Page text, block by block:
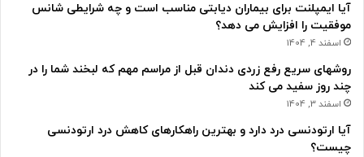
آیا ایمپلنت برای بیماران دیابتی مناسب است و چه شرایطی شانس
موفقیت را افزایش می دهد؟
اسفند 4, 1404
روشهای سریع رفع زردی دندان قبل از مراسم مهم که لبخند شما را در
چند روز سفید می کند
اسفند 3, 1404
آیا ارتودنسی درد دارد و بهترین راهکارهای کاهش درد ارتودنسی
چیست؟